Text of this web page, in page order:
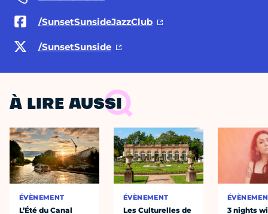
/SunsetSunsideJazzClub
/SunsetSunside
À LIRE AUSSI
ÉVÈNEMENT
L’Été du Canal
ÉVÈNEMENT
Les Culturelles de
3 nights